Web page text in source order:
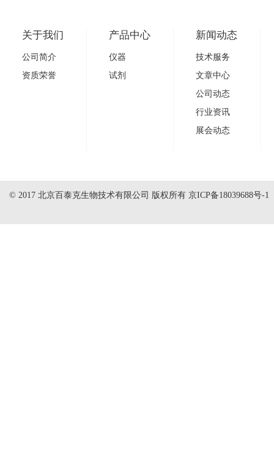
关于我们
公司简介
资质荣誉
产品中心
仪器
试剂
新闻动态
技术服务
文章中心
公司动态
行业资讯
展会动态
© 2017 北京百泰克生物技术有限公司 版权所有 京ICP备18039688号-1